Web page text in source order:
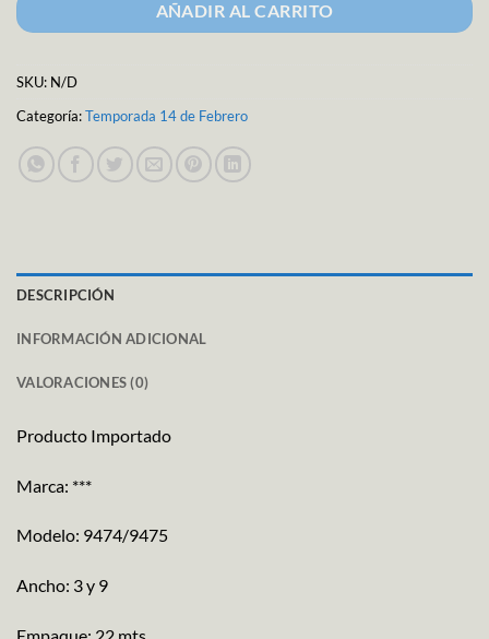
AÑADIR AL CARRITO
SKU: N/D
Categoría:Temporada 14 de Febrero
DESCRIPCIÓN
INFORMACIÓN ADICIONAL
VALORACIONES (0)
Producto Importado
Marca: ***
Modelo: 9474/9475
Ancho: 3 y 9